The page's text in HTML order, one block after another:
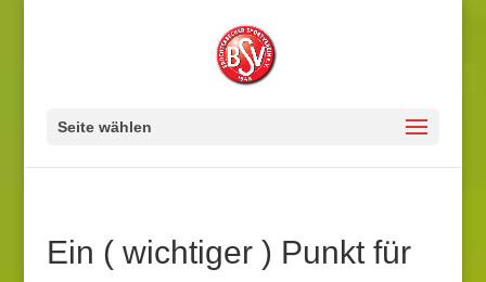
Seite wählen
Ein ( wichtiger ) Punkt für